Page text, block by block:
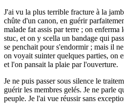
J'ai vu la plus terrible fracture à la
chûte d'un canon, en guérir
malade fat assis par terre ; on enferma
stuc, et on y scella un bandage qui
se penchait pour s'endormir ; mais il
on voyait suinter quelques parties, on
et l'on pansait la plaie par l'ouverture.
Je ne puis passer sous silence le
guérir les membres gelés. Je ne parle
peuple. Je l'ai vue réussir sans